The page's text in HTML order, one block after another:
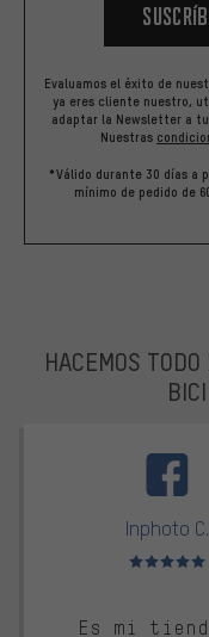
Evaluamos el éxito de
ya eres cliente nuestro,
adaptar la Newsletter a
Nuestras
*Válido durante 30 días a
mínimo de pedido de
HACEMOS
Inphoto C.
Valoración
Es mi